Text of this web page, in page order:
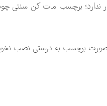
صورت برچسب به درستی نصب